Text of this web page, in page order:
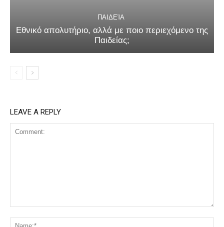
ΠΑΙΔΕΊΑ
Εθνικό απολυτήριο, αλλά με ποιο περιεχόμενο της
Παιδείας;
LEAVE A REPLY